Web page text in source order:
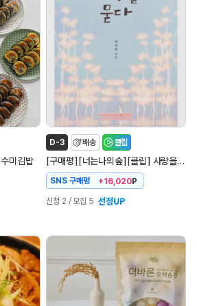
수미김밥
D-3 배송 클립
[구매평] [너는나의숲] [클립 ] 사랑을 묻다 도서
SNS 구매평 +16,020P
신청 2 / 모집 5